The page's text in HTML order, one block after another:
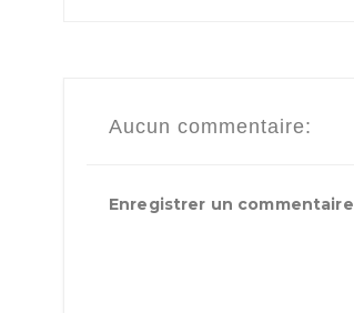
Aucun commentaire:
Enregistrer un commentaire